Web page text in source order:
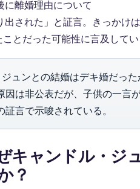
に離婚理由について
出された」と証言。きっかけ
ことだった可能性に言及して
ュンとの結婚はデキ婚だっ
因は非公表だが、子供の一言
言で示唆されている。
キャンドル・ジ
？